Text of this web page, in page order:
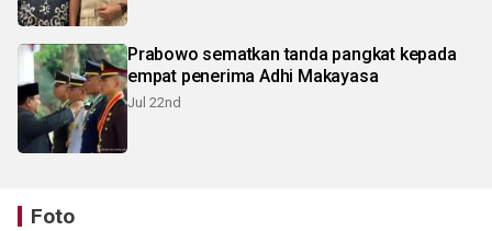
Prabowo sematkan tanda pangkat kepada
empat penerima Adhi Makayasa
Jul 22nd
Foto